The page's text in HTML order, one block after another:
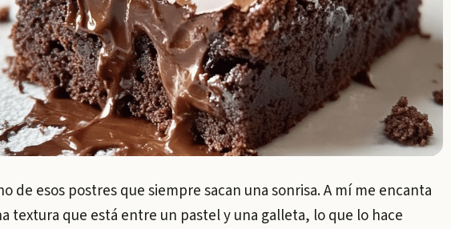
de esos postres que siempre sacan una sonrisa. A mí me encanta
textura que está entre un pastel y una galleta, lo que lo hace